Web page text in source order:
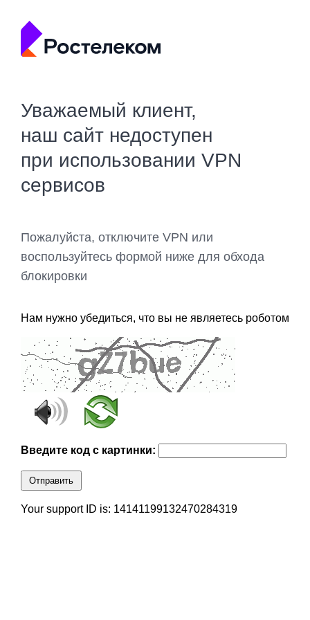
Уважаемый клиент,
наш сайт недоступен
при использовании VPN
сервисов
Пожалуйста, отключите VPN или
воспользуйтесь формой ниже для обхода
блокировки
Нам нужно убедиться, что вы не являетесь роботом
Введите код с картинки:
Отправить
Your support ID is: 14141199132470284319